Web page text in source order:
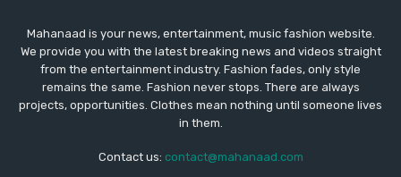
Mahanaad is your news, entertainment, music fashion website.
We provide you with the latest breaking news and videos straight
from the entertainment industry. Fashion fades, only style
remains the same. Fashion never stops. There are always
projects, opportunities. Clothes mean nothing until someone lives
in them.
Contact us: contact@mahanaad.com